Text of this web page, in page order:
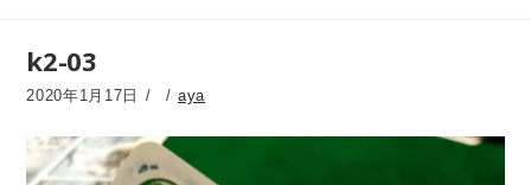
イ
スk2-03
2020年1月17日 aya